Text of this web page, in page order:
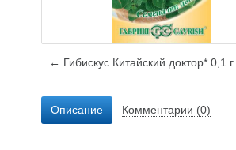
← Гибискус Китайский доктор* 0,1
Описание Комментарии (0)